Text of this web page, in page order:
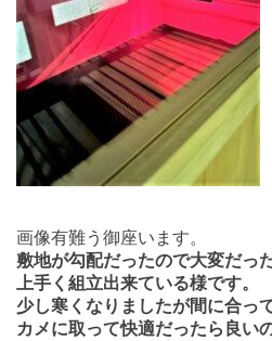
画像有難う御座います。
敷地が勾配だったので大変だっ
上手く組立出来ている様です。
少し寒くなりましたが間に合っ
カメに取って快適だったら良い